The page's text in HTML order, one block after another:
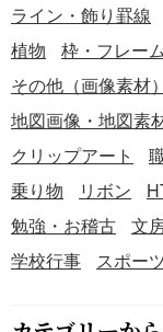
刷 縦書きメッセー
il/553505/ ・縦型
bizocean.jp/doc/detail/553503/ ＜
がき＞ ・200人以
4/12/15時点)
白黒＞ ・https://
s://www.bizocean.jp/doc/
・このテンプレ
を想定しており、
ことがあります。
・印刷方法がわか
ライン・飾り罫線
植物
枠・フレー
その他（画像素材）
地図画像・地図素
クリップアート
乗り物
リボン
勉強・お稽古
文
学校行事
スポー